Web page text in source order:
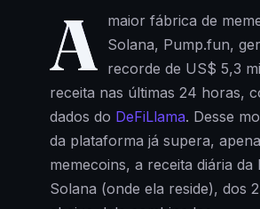
A maior fábrica de
Solana, Pump.fun,
recorde de US$ 5,3
receita nas últimas 24 horas,
dados do DeFiLlama. Desse
da plataforma já supera,
memecoins, a receita diária da
Solana (onde ela reside), dos